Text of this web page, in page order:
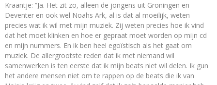
Kraantje: “Ja. Het zit zo, alleen de jongens uit Groningen en
Deventer en ook wel Noahs Ark, al is dat al moeilijk, weten
precies wat ik wil met mijn muziek. Zij weten precies hoe ik vind
dat het moet klinken en hoe er gepraat moet worden op mijn cd
en mijn nummers. En ik ben heel egoïstisch als het gaat om
muziek. De allergrootste reden dat ik met niemand wil
samenwerken is ten eerste dat ik mijn beats niet wil delen. Ik gun
het andere mensen niet om te rappen op de beats die ik van